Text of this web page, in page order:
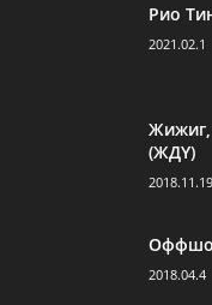
Рио
2021.02.1
Жижиг,
(ЖДҮ)
2018.11.19
2018.04.4